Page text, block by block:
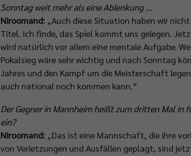
Sonntag weit mehr als eine Ablenkung …
Niroomand: „Auch diese Situation haben wir
Titel. Ich finde, das Spiel kommt uns gelegen.
wird natürlich vor allem eine mentale Aufgabe.
Pokalsieg wäre sehr wichtig und nach Sonntag
Jahres und den Kampf um die Meisterschaft
auch national noch kommen kann.“
Der Gegner in Mannheim heißt zum dritten Mal in
ein?
Niroomand: „Das ist eine Mannschaft, die ihre
von Verletzungen und Ausfällen geplagt, sind